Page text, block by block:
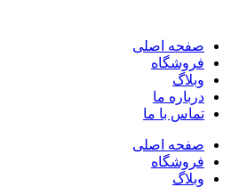
صفحه اصلی
فروشگاه
وبلاگ
درباره ما
تماس با ما
صفحه اصلی
فروشگاه
وبلاگ